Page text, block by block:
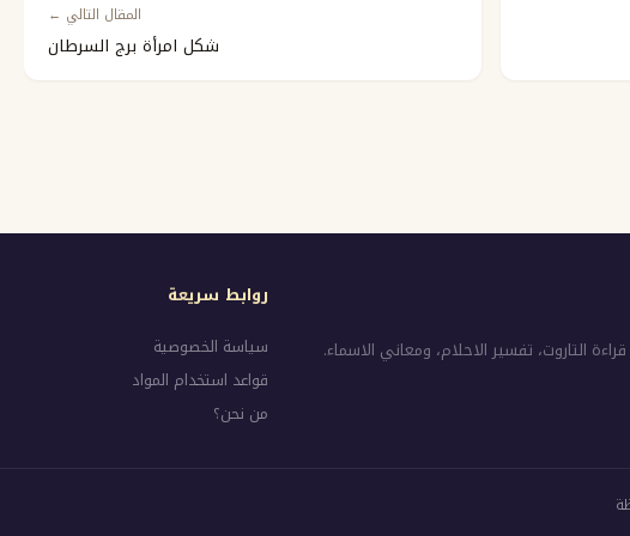
المقال التالي ←
شكل امرأة برج السرطان
التاروت، تفسير الاحلام، ومعاني الاسماء.
روابط سريعة
سياسة الخصوصية
قواعد استخدام المواد
من نحن؟